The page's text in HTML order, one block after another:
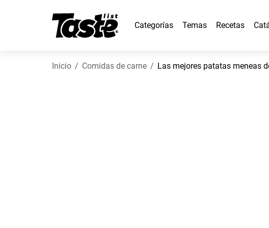
Categorías Temas Recetas
Inicio Comidas de carne Las mejores patatas meneas